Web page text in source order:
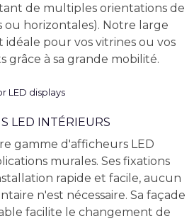
de multiples orientations de
ou horizontales). Notre large
idéale pour vos vitrines ou vos
grâce à sa grande mobilité.
LED INTÉRIEURS
gamme d'afficheurs LED
murales. Ses fixations
rapide et facile, aucun
n'est nécessaire. Sa façade
facilite le changement de